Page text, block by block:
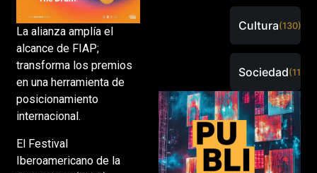
La alianza amplía el
alcance de FIAP;
transforma los premios
en una herramienta de
posicionamiento
internacional.
El Festival
Iberoamericano de la
Cultura(130)
Sociedad(115)